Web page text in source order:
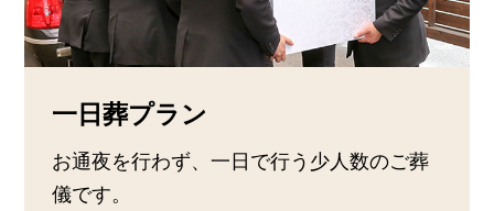
一日葬プラン
お通夜を行わず、一日で行う少人数のご葬
儀です。